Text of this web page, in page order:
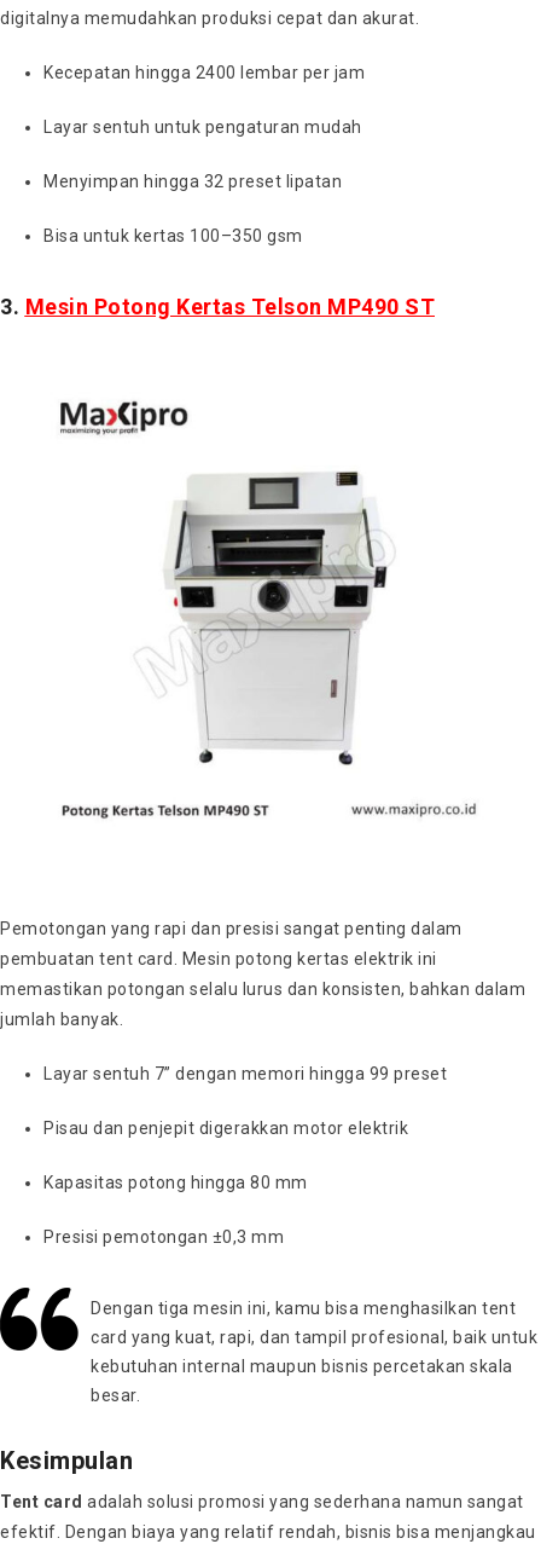
digitalnya memudahkan produksi cepat dan akurat.
Kecepatan hingga 2400 lembar per jam
Layar sentuh untuk pengaturan mudah
Menyimpan hingga 32 preset lipatan
Bisa untuk kertas 100–350 gsm
3. Mesin Potong Kertas Telson MP490 ST
Pemotongan yang rapi dan presisi sangat penting dalam
pembuatan tent card. Mesin potong kertas elektrik ini
memastikan potongan selalu lurus dan konsisten, bahkan dalam
jumlah banyak.
Layar sentuh 7” dengan memori hingga 99 preset
Pisau dan penjepit digerakkan motor elektrik
Kapasitas potong hingga 80 mm
Presisi pemotongan ±0,3 mm
Dengan tiga mesin ini, kamu bisa menghasilkan tent
card yang kuat, rapi, dan tampil profesional, baik untuk
kebutuhan internal maupun bisnis percetakan skala
besar.
Kesimpulan
Tent card adalah solusi promosi yang sederhana namun sangat
efektif. Dengan biaya yang relatif rendah, bisnis bisa menjangkau